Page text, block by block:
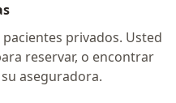
privados. Usted
reservar, o encontrar
aseguradora.